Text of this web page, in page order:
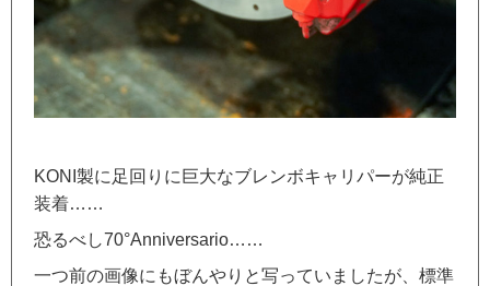
KONI製に足回りに巨大なブレンボキャリパーが純正
装着……
恐るべし70°Anniversario……
一つ前の画像にもぼんやりと写っていましたが、標準